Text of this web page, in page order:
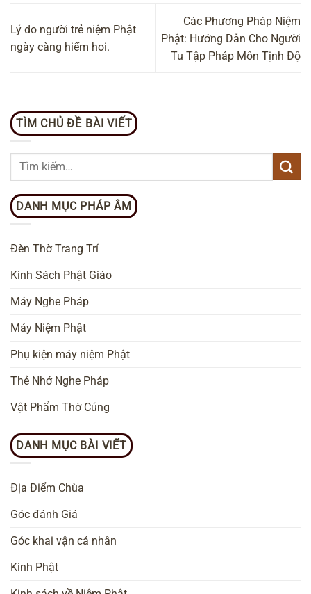
Lý do người trẻ niệm Phật
ngày càng hiếm hoi.
Các Phương Pháp Niệm
Phật: Hướng Dẫn Cho Người
Tu Tập Pháp Môn Tịnh Độ
TÌM CHỦ ĐỀ BÀI VIẾT
DANH MỤC PHÁP ÂM
Đèn Thờ Trang Trí
Kinh Sách Phật Giáo
Máy Nghe Pháp
Máy Niệm Phật
Phụ kiện máy niệm Phật
Thẻ Nhớ Nghe Pháp
Vật Phẩm Thờ Cúng
DANH MỤC BÀI VIẾT
Địa Điểm Chùa
Góc đánh Giá
Góc khai vận cá nhân
Kinh Phật